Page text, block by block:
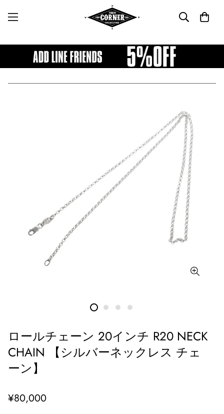
ロールチェーン 20インチ R20 NECK
CHAIN 【シルバーネックレス チェ
ーン】
通
¥80,000